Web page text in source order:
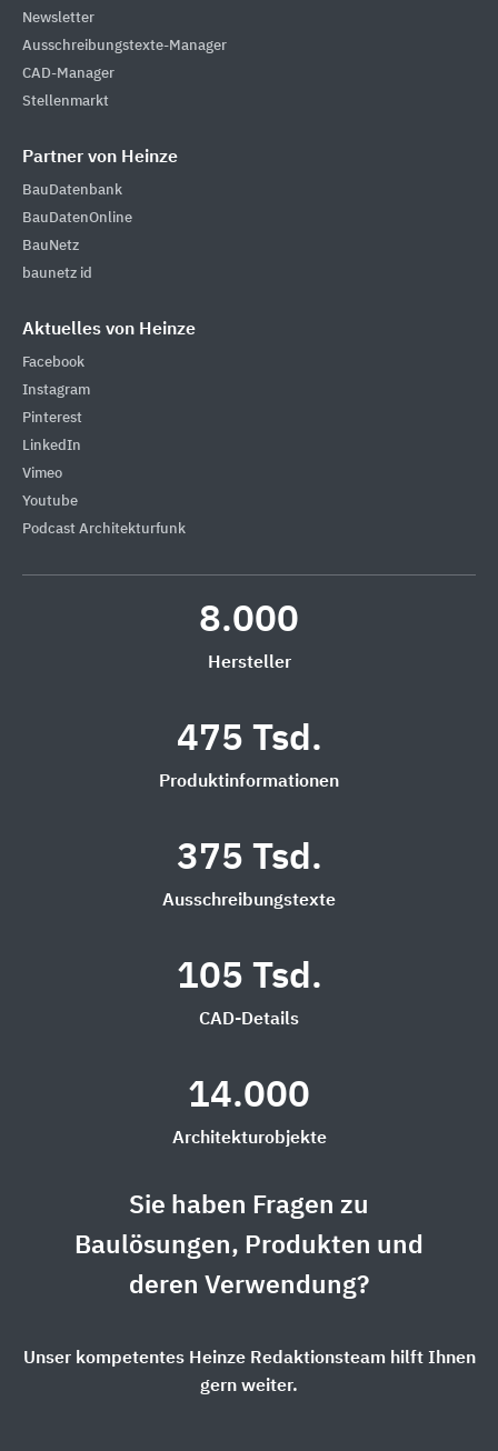
Newsletter
Ausschreibungstexte-Manager
CAD-Manager
Stellenmarkt
Partner von Heinze
BauDatenbank
BauDatenOnline
BauNetz
baunetz id
Aktuelles von Heinze
Facebook
Instagram
Pinterest
LinkedIn
Vimeo
Youtube
Podcast Architekturfunk
8.000
Hersteller
475 Tsd.
Produktinformationen
375 Tsd.
Ausschreibungstexte
105 Tsd.
CAD-Details
14.000
Architekturobjekte
Sie haben Fragen zu
Baulösungen, Produkten und
deren Verwendung?
Unser kompetentes Heinze Redaktionsteam hilft Ihnen
gern weiter.